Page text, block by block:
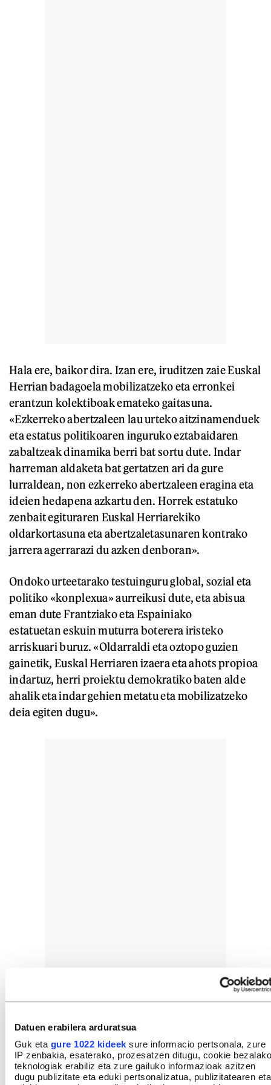
Datuen erabilera arduratsua
Guk eta gure 1022 kideek sure informacio pertsonala, zure
IP zenbakia, esaterako, prozesatzen ditugu, cookie bezalako
teknologiak erabiliz eta zure gailuko informazioak azitzen
dugu publizitate eta eduki pertsonalizatua, publizitatearen eta
Hala ere, baikor dira. Izan ere, iruditzen zaie Euskal
Herrian badagoela mobilizatzeko eta erronkei
erantzun kolektiboak emateko gaitasuna.
«Ezkerreko abertzaleen lau urteko aitzinamenduek
eta estatus politikoaren inguruko eztabaidaren
zabaltzeak dinamika berri bat sortu dute. Indar
harreman aldaketa bat gertatzen ari da gure
lurraldean, non ezkerreko abertzaleen eragina eta
ideien hedapena azkartu den. Horrek estatuko
zenbait egituraren Euskal Herriarekiko
oldarkortasuna eta abertzaletasunaren kontrako
jarrera agerrarazi du azken denboran».
Ondoko urteetarako testuinguru global, sozial eta
politiko «konplexua» aurreikusi dute, eta abisua
eman dute Frantziako eta Espainiako
estatuetan eskuin muturra boterera iristeko
arriskuari buruz. «Oldarraldi eta oztopo guzien
gainetik, Euskal Herriaren izaera eta ahots propioa
indartuz, herri proiektu demokratiko baten alde
ahalik eta indar gehien metatu eta mobilizatzeko
deia egiten dugu».